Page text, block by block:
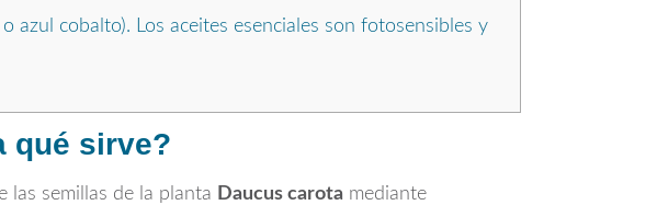
azul cobalto). Los aceites esenciales son fotosensibles y
qué sirve?
las semillas de la planta Daucus carota mediante